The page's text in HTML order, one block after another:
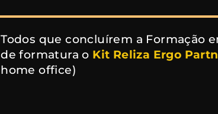
Todos que concluírem a Formação
de formatura o Kit Reliza Ergo
home office)